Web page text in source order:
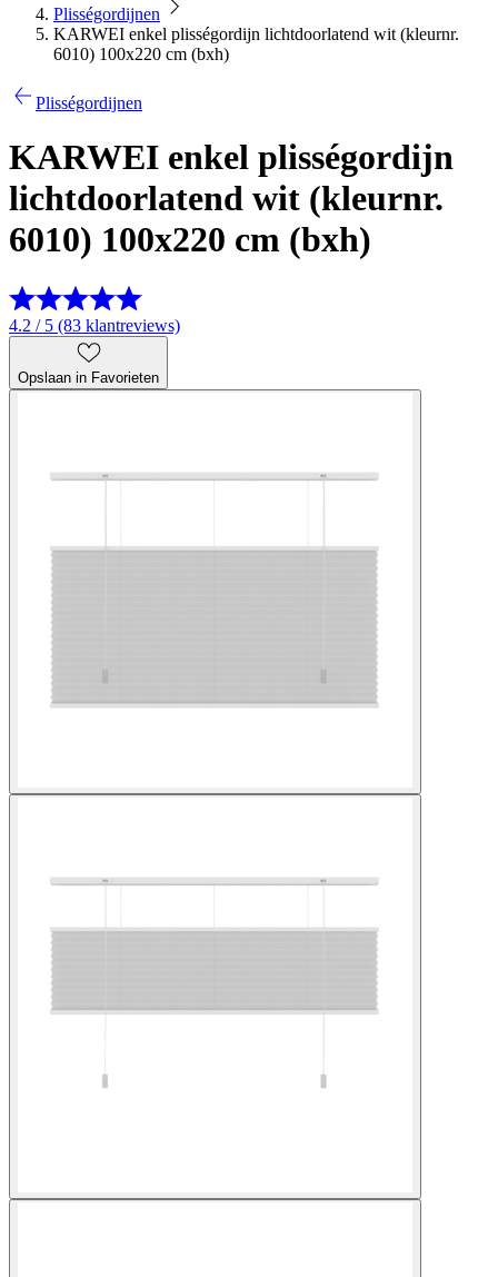
Plisségordijnen
KARWEI enkel plisségordijn lichtdoorlatend wit (kleurnr.
6010) 100x220 cm (bxh)
Plisségordijnen
KARWEI enkel plisségordijn
lichtdoorlatend wit (kleurnr.
6010) 100x220 cm (bxh)
4.2 / 5 (83 klantreviews)
Opslaan in Favorieten